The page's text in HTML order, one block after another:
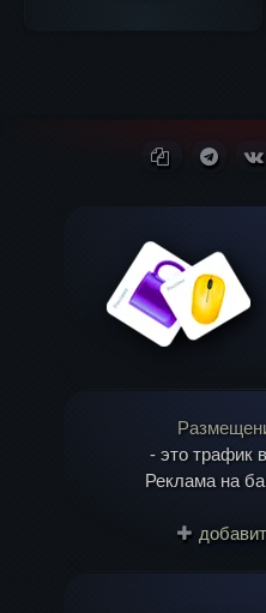
- это трафик
Реклама на